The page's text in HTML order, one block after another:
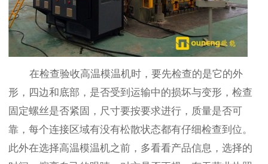
在检查验收高温模温机时，要先检查的是它的外
形，四边和底部，是否受到运输中的损坏与变形，检查
固定螺丝是否紧固，尺寸要按要求进行，质量是否可
靠，每个连接区域有没有松散状态都有仔细检查到位。
此外在选择高温模温机之前，多看看产品信息，选择的